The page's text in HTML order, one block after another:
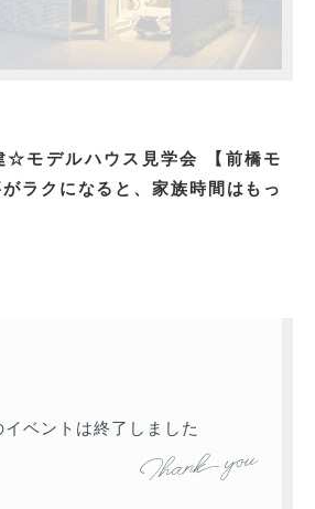
☆モデルハウス見学会 【前橋モ
ラクになると、家族時間はもっ
イベントは終了しました